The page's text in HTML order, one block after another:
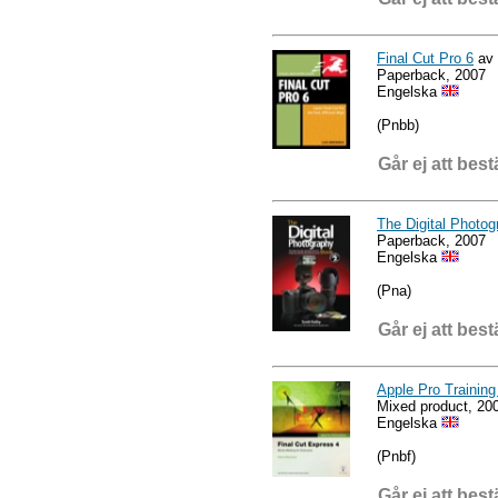
Final Cut Pro 6 av
Paperback, 2007
Engelska
(Pnbb)
Går ej att
The Digital
Paperback, 2007
Engelska
(Pna)
Går ej att
Apple Pro
Mixed product,
Engelska
(Pnbf)